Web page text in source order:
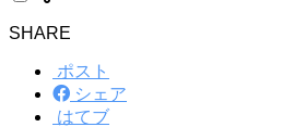
SHARE
ポスト
シェア
はてブ